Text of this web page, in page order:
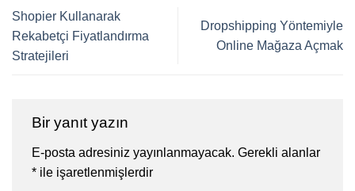
Shopier Kullanarak
Rekabetçi Fiyatlandırma
Stratejileri
Dropshipping Yöntemiyle
Online Mağaza Açmak
Bir yanıt yazın
E-posta adresiniz yayınlanmayacak. Gerekli alanlar
* ile işaretlenmişlerdir